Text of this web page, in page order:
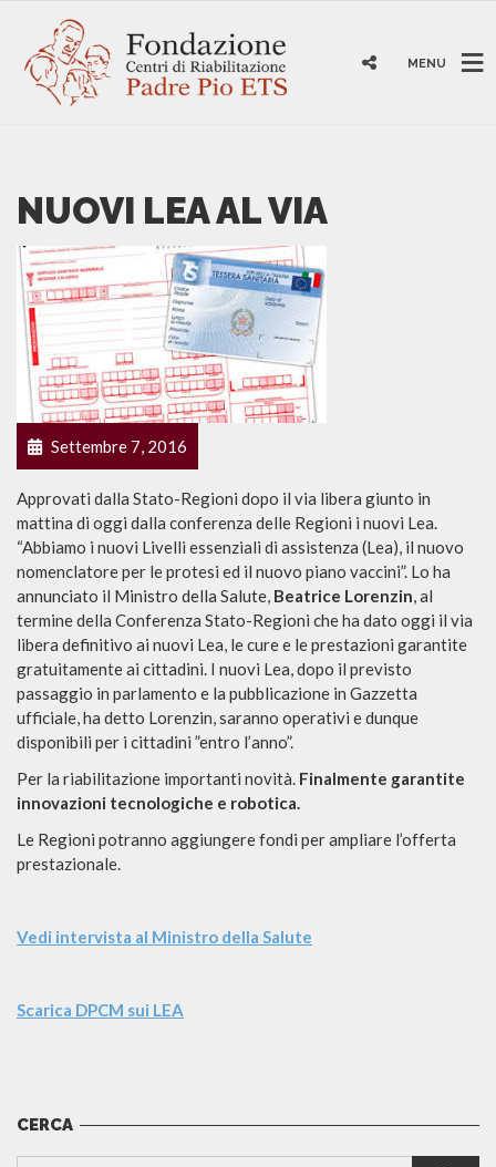
MENU
NUOVI LEA AL VIA
Settembre 7, 2016
Approvati dalla Stato-Regioni dopo il via libera giunto in
mattina di oggi dalla conferenza delle Regioni i nuovi Lea.
“Abbiamo i nuovi Livelli essenziali di assistenza (Lea), il nuovo
nomenclatore per le protesi ed il nuovo piano vaccini”. Lo ha
annunciato il Ministro della Salute, Beatrice Lorenzin, al
termine della Conferenza Stato-Regioni che ha dato oggi il via
libera definitivo ai nuovi Lea, le cure e le prestazioni garantite
gratuitamente ai cittadini. I nuovi Lea, dopo il previsto
passaggio in parlamento e la pubblicazione in Gazzetta
ufficiale, ha detto Lorenzin, saranno operativi e dunque
disponibili per i cittadini ”entro l’anno”.
Per la riabilitazione importanti novità. Finalmente garantite
innovazioni tecnologiche e robotica.
Le Regioni potranno aggiungere fondi per ampliare l’offerta
prestazionale.
Vedi intervista al Ministro della Salute
Scarica DPCM sui LEA
CERCA